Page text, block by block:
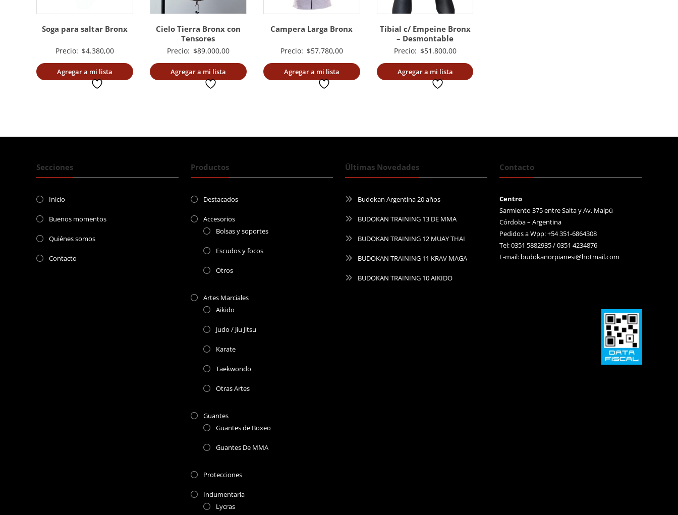
Soga para saltar Bronx
Precio: $4.380,00
Agregar a mi lista
Cielo Tierra Bronx con
Tensores
Precio: $89.000,00
Agregar a mi lista
Campera Larga Bronx
Precio: $57.780,00
Agregar a mi lista
Tibial c/ Empeine Bronx
– Desmontable
Precio: $51.800,00
Agregar a mi lista
Secciones
Inicio
Buenos momentos
Quiénes somos
Contacto
Productos
Destacados
Accesorios
Bolsas y soportes
Escudos y focos
Otros
Artes Marciales
Aikido
Judo / Jiu Jitsu
Karate
Taekwondo
Otras Artes
Guantes
Guantes de Boxeo
Guantes De MMA
Protecciones
Indumentaria
Lycras
Últimas Novedades
Budokan Argentina 20 años
BUDOKAN TRAINING 13 DE MMA
BUDOKAN TRAINING 12 MUAY THAI
BUDOKAN TRAINING 11 KRAV MAGA
BUDOKAN TRAINING 10 AIKIDO
Contacto
Centro
Sarmiento 375 entre Salta y Av. Maipú
Córdoba – Argentina
Pedidos a Wpp: +54 351-6864308
Tel: 0351 5882935 / 0351 4234876
E-mail: budokanorpianesi@hotmail.com